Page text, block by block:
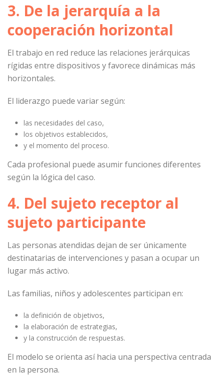
3. De la jerarquía a la
cooperación horizontal
El trabajo en red reduce las relaciones jerárquicas
rígidas entre dispositivos y favorece dinámicas más
horizontales.
El liderazgo puede variar según:
las necesidades del caso,
los objetivos establecidos,
y el momento del proceso.
Cada profesional puede asumir funciones diferentes
según la lógica del caso.
4. Del sujeto receptor al
sujeto participante
Las personas atendidas dejan de ser únicamente
destinatarias de intervenciones y pasan a ocupar un
lugar más activo.
Las familias, niños y adolescentes participan en:
la definición de objetivos,
la elaboración de estrategias,
y la construcción de respuestas.
El modelo se orienta así hacia una perspectiva centrada
en la persona.